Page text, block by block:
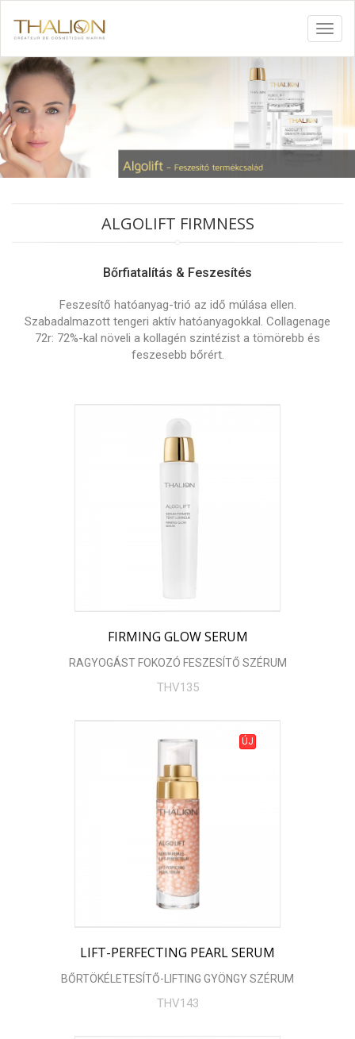
ALGOLIFT FIRMNESS
Bőrfiatalítás & Feszesítés
Feszesítő hatóanyag-trió az idő múlása ellen.
Szabadalmazott tengeri aktív hatóanyagokkal. Collagenage
72r: 72%-kal növeli a kollagén szintézist a tömörebb és
feszesebb bőrért.
FIRMING GLOW SERUM
RAGYOGÁST FOKOZÓ FESZESÍTŐ SZÉRUM
THV135
ÚJ
LIFT-PERFECTING PEARL SERUM
BŐRTÖKÉLETESÍTŐ-LIFTING GYÖNGY SZÉRUM
THV143